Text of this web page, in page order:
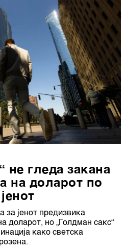
не гледа закана
на доларот по
јенот предизвика
доларот, но „Голдман сакс“
како светска